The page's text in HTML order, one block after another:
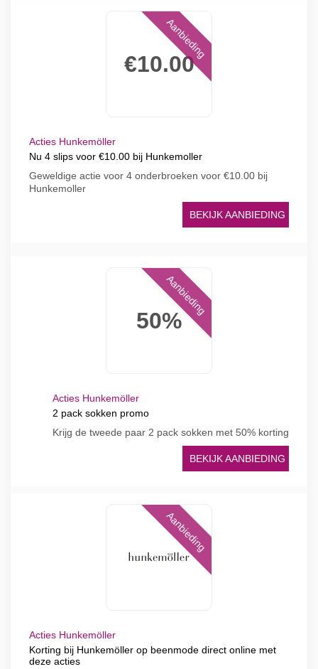
€10.00
Aanbieding
Acties Hunkemöller
Nu 4 slips voor €10.00 bij Hunkemoller
Geweldige actie voor 4 onderbroeken voor €10.00 bij
Hunkemoller
BEKIJK AANBIEDING
50%
Aanbieding
Acties Hunkemöller
2 pack sokken promo
Krijg de tweede paar 2 pack sokken met 50% korting
BEKIJK AANBIEDING
Aanbieding
Acties Hunkemöller
Korting bij Hunkemöller op beenmode direct online met
deze acties